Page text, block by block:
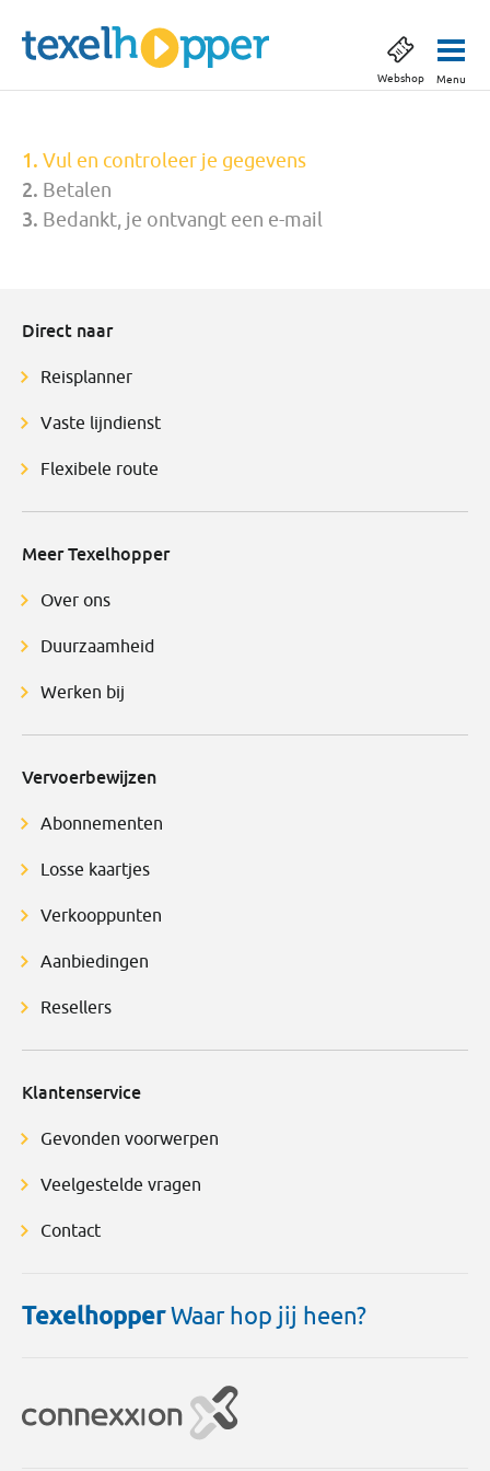
Webshop Menu
Vul en controleer je gegevens
Betalen
Bedankt, je ontvangt een e-mail
Direct naar
Reisplanner
Vaste lijndienst
Flexibele route
Meer Texelhopper
Over ons
Duurzaamheid
Werken bij
Vervoerbewijzen
Abonnementen
Losse kaartjes
Verkooppunten
Aanbiedingen
Resellers
Klantenservice
Gevonden voorwerpen
Veelgestelde vragen
Contact
TexelhopperWaar hop jij heen?